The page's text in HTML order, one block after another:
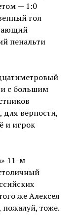
— 1:0
гол
пенальти
с большим
для верности,
и игрок
11-м
же Алексея
пожалуй, тоже.